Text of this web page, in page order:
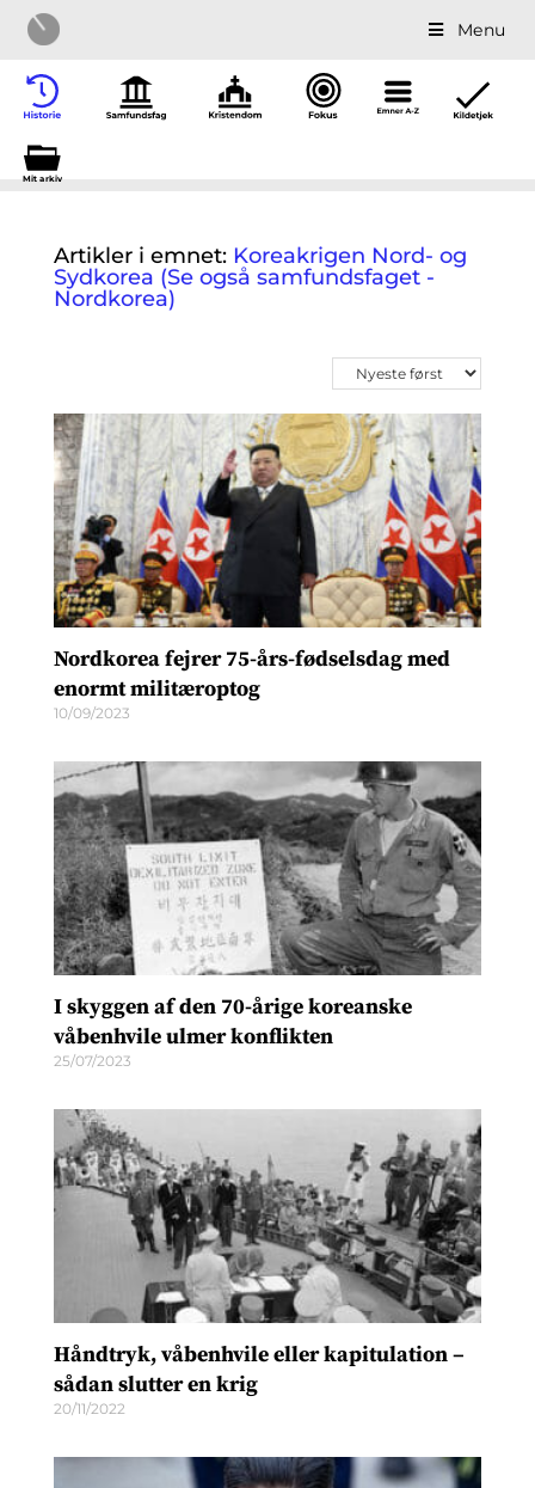
Menu
Mit arkiv
Artikler i emnet: Koreakrigen Nord- og
Sydkorea (Se også samfundsfaget -
Nordkorea)
Nordkorea fejrer 75-års-fødselsdag med
enormt militæroptog
10/09/2023
I skyggen af den 70-årige koreanske
våbenhvile ulmer konflikten
25/07/2023
Håndtryk, våbenhvile eller kapitulation –
sådan slutter en krig
20/11/2022